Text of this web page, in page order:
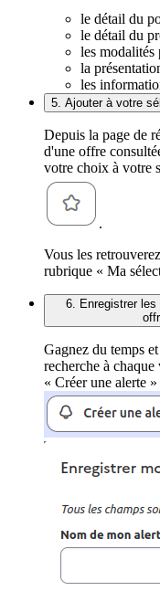
le détail du
le détail du
les modalités
la
les
5. Ajouter à votre
Depuis la page de
d'une offre
votre choix à votre
.
Vous les
rubrique « Ma
6. Enregistrer
Gagnez du temps
recherche à
« Créer une alerte »